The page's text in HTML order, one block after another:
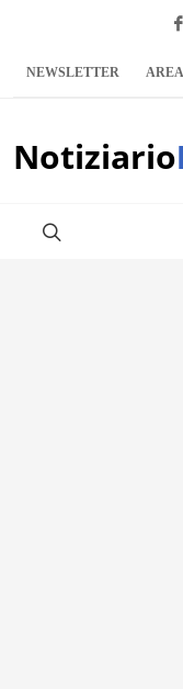
NEWSLETTER
Notiziario